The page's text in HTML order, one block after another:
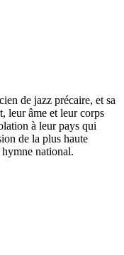
de jazz précaire, et sa
leur âme et leur corps
à leur pays qui
de la plus haute
national.